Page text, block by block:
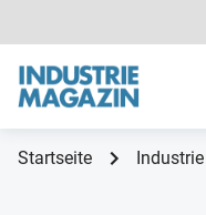
Startseite Industrie